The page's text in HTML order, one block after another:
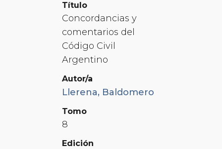
Título
Concordancias y
comentarios del
Código Civil
Argentino
Autor/a
Llerena, Baldomero
Tomo
8
Edición